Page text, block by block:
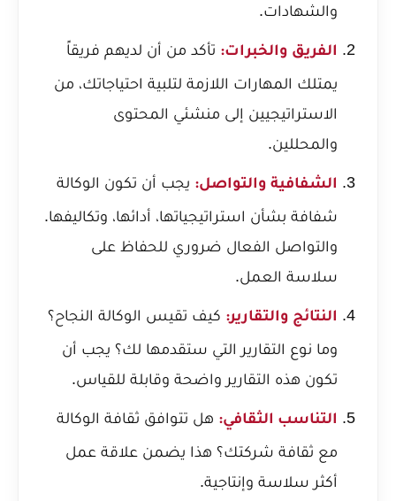
والشهادات.
الفريق والخبرات: تأكد من أن لديهم فريقاً
يمتلك المهارات اللازمة لتلبية احتياجاتك، من
الاستراتيجيين إلى منشئي المحتوى
والمحللين.
الشفافية والتواصل: يجب أن تكون الوكالة
شفافة بشأن استراتيجياتها، أدائها، وتكاليفها.
والتواصل الفعال ضروري للحفاظ على
سلاسة العمل.
النتائج والتقارير: كيف تقيس الوكالة النجاح؟
وما نوع التقارير التي ستقدمها لك؟ يجب أن
تكون هذه التقارير واضحة وقابلة للقياس.
التناسب الثقافي: هل تتوافق ثقافة الوكالة
مع ثقافة شركتك؟ هذا يضمن علاقة عمل
أكثر سلاسة وإنتاجية.